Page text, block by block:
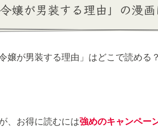
令嬢が男装する理由」の漫
嬢が男装する理由」はどこで読める？
、お得に読むには強めのキャンペー